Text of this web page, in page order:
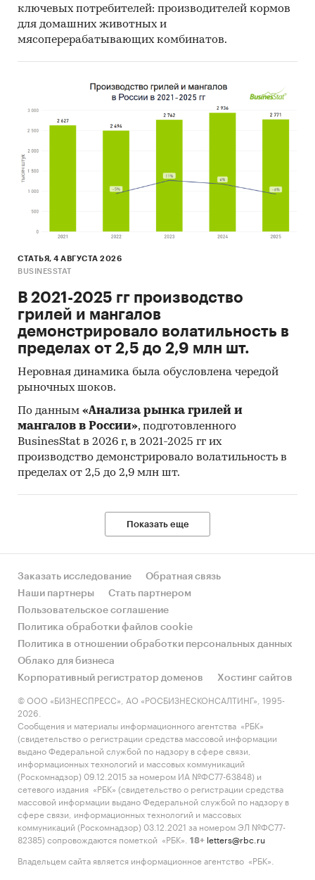
ключевых потребителей: производителей кормов
для домашних животных и
мясоперерабатывающих комбинатов.
СТАТЬЯ, 4 АВГУСТА 2026
BUSINESSTAT
В 2021-2025 гг производство
грилей и мангалов
демонстрировало волатильность в
пределах от 2,5 до 2,9 млн шт.
Неровная динамика была обусловлена чередой
рыночных шоков.
По данным «Анализа рынка грилей и
мангалов в России», подготовленного
BusinesStat в 2026 г, в 2021-2025 гг их
производство демонстрировало волатильность в
пределах от 2,5 до 2,9 млн шт.
Показать еще
Заказать исследование
Обратная связь
Наши партнеры
Стать партнером
Пользовательское соглашение
Политика обработки файлов cookie
Политика в отношении обработки персональных данных
Облако для бизнеса
Корпоративный регистратор доменов
Хостинг сайтов
© ООО «БИЗНЕСПРЕСС», АО «РОСБИЗНЕСКОНСАЛТИНГ», 1995-
2026.
Сообщения и материалы информационного агентства «РБК»
(свидетельство о регистрации средства массовой информации
выдано Федеральной службой по надзору в сфере связи,
информационных технологий и массовых коммуникаций
(Роскомнадзор) 09.12.2015 за номером ИА №ФС77-63848) и
сетевого издания «РБК» (свидетельство о регистрации средства
массовой информации выдано Федеральной службой по надзору в
сфере связи, информационных технологий и массовых
коммуникаций (Роскомнадзор) 03.12.2021 за номером ЭЛ №ФС77-
82385) сопровождаются пометкой «РБК».
18+ letters@rbc.ru
Владельцем сайта является информационное агентство «РБК».